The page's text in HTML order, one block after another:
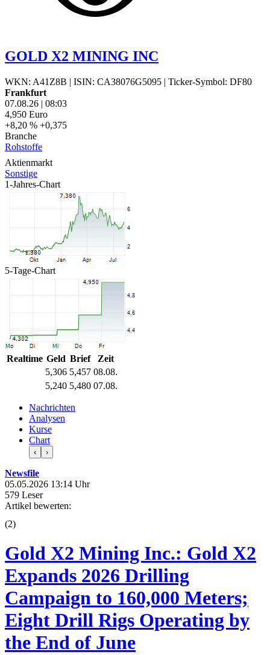
GOLD X2 MINING INC
WKN: A41Z8B | ISIN: CA38076G5095 | Ticker-Symbol: DF80
Frankfurt
07.08.26 | 08:03
4,950 Euro
+8,20 % +0,375
Branche
Rohstoffe
Aktienmarkt
Sonstige
1-Jahres-Chart
5-Tage-Chart
Realtime Geld Brief
Zeit
5,306 5,457 08.08.
5,240 5,480 07.08.
Nachrichten
Analysen
Kurse
Chart
‹ ›
Newsfile
05.05.2026 13:14 Uhr
579 Leser
Artikel bewerten:
(2)
Gold X2 Mining Inc.: Gold X2
Expands 2026 Drilling
Campaign to 160,000 Meters;
Eight Drill Rigs Operating by
the End of June